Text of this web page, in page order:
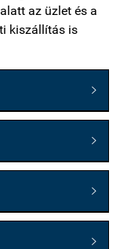
az üzlet és a
kiszállítás is



